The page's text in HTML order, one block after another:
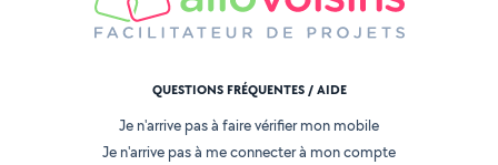
QUESTIONS FRÉQUENTES / AIDE
Je n'arrive pas à faire vérifier mon mobile
Je n'arrive pas à me connecter à mon compte